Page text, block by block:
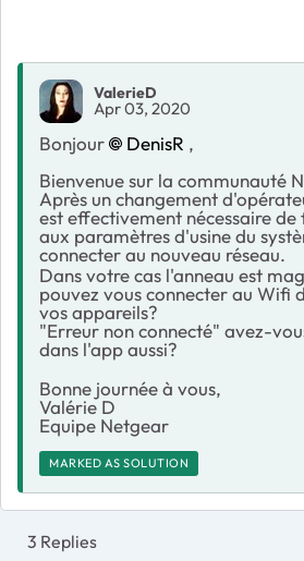
ValerieD
Apr 03, 2020
Bonjour DenisR ,
Bienvenue sur la communauté
Après un changement
est effectivement nécessaire
aux paramètres d'usine du
connecter au nouveau réseau.
Dans votre cas l'anneau est
pouvez vous connecter au Wifi
vos appareils?
"Erreur non connecté" avez-
dans l'app aussi?
Bonne journée à vous,
Valérie D
Equipe Netgear
MARKED AS SOLUTION
3 Replies